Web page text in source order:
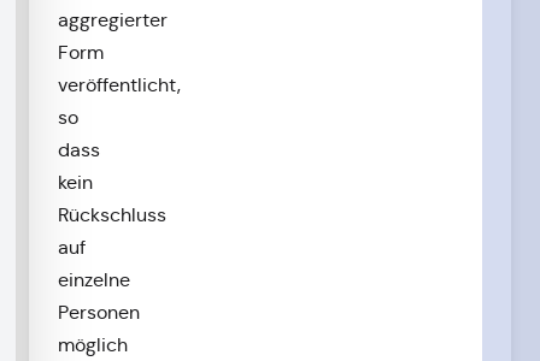
aggregierter
Form
veröffentlicht,
so
dass
kein
Rückschluss
auf
einzelne
Personen
möglich